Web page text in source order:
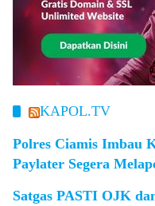
KAPOL.TV
Polres Ciamis Imbau
Paylater Segera
Satgas PASTI OJK